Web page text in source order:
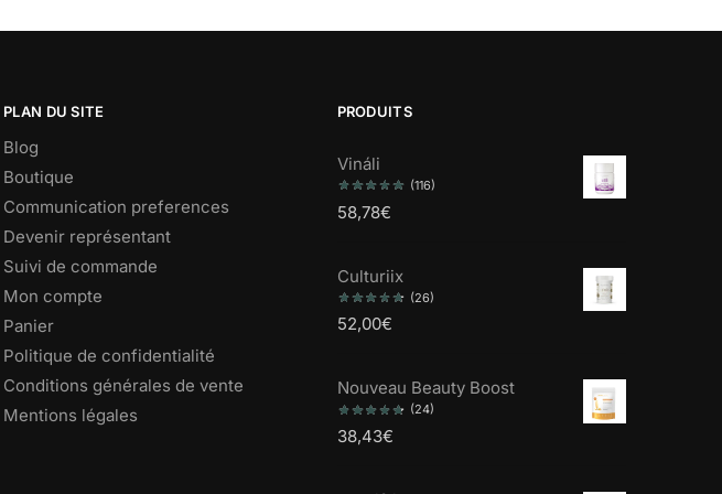
PLAN DU SITE
Blog
Boutique
Communication preferences
Devenir représentant
Suivi de commande
Mon compte
Panier
Politique de confidentialité
Conditions générales de vente
Mentions légales
PRODUITS
Vináli
(116)
58,78€
Culturiix
(26)
52,00€
Nouveau Beauty Boost
(24)
38,43€